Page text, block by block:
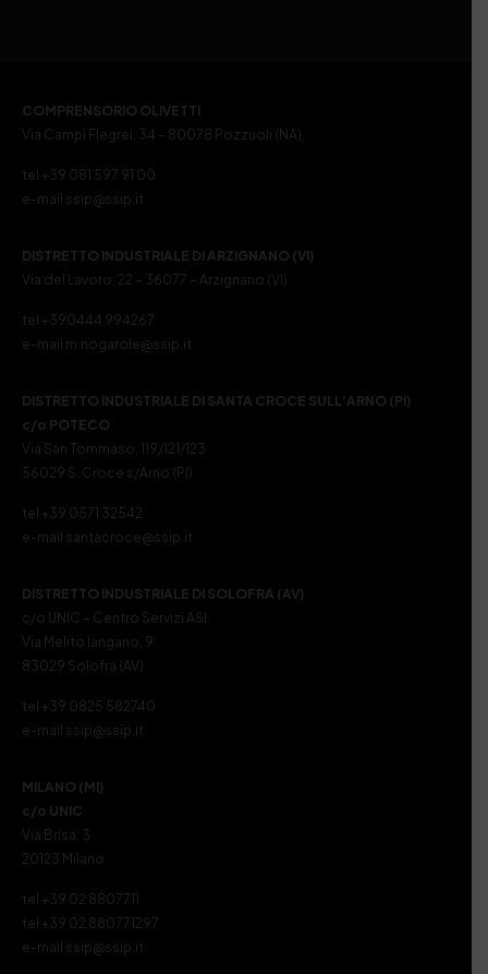
COMPRENSORIO OLIVETTI
Via Campi Flegrei, 34 – 80078 Pozzuoli (NA)
tel +39 081 597 91 00
e-mail ssip@ssip.it
DISTRETTO INDUSTRIALE DI ARZIGNANO (VI)
Via del Lavoro, 22 – 36077 – Arzignano (VI)
tel +390444 994267
e-mail m.nogarole@ssip.it
DISTRETTO INDUSTRIALE DI SANTA CROCE SULL’ARNO (PI)
c/o POTECO
Via San Tommaso, 119/121/123
56029 S. Croce s/Arno (PI)
tel +39 0571 32542
e-mail santacroce@ssip.it
DISTRETTO INDUSTRIALE DI SOLOFRA (AV)
c/o UNIC – Centro Servizi ASI
Via Melito Iangano, 9
83029 Solofra (AV)
tel +39 0825 582740
e-mail ssip@ssip.it
MILANO (MI)
c/o UNIC
Via Brisa, 3
20123 Milano
tel +39 02 8807711
tel +39 02 880771297
e-mail ssip@ssip.it